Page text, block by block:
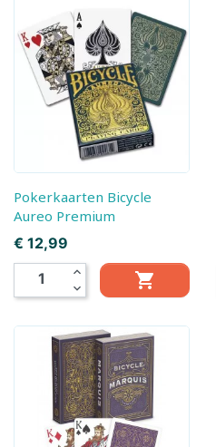
Pokerkaarten Bicycle
Aureo Premium
Prijs
€ 12,99
expand_less
expand_more
